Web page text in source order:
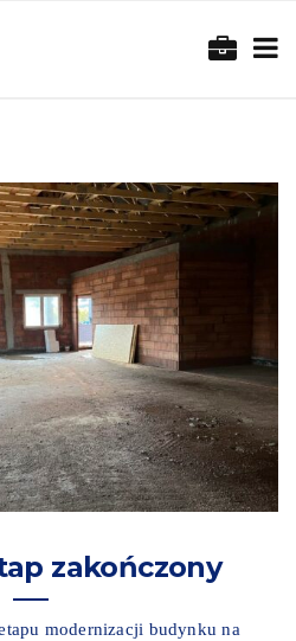
zakończony
modernizacji budynku na